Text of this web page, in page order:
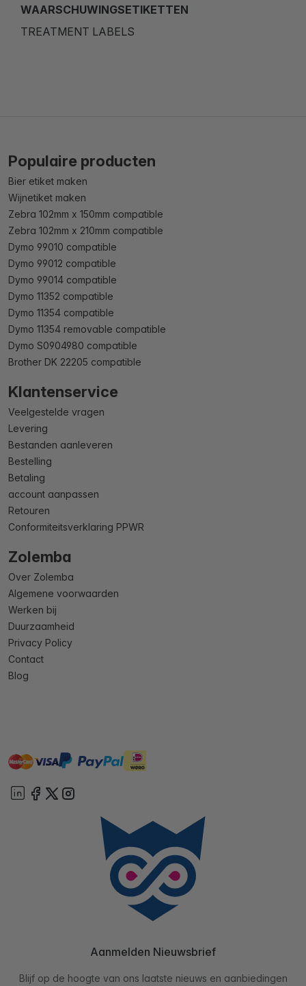
WAARSCHUWINGSETIKETTEN
TREATMENT LABELS
Populaire producten
Bier etiket maken
Wijnetiket maken
Zebra 102mm x 150mm compatible
Zebra 102mm x 210mm compatible
Dymo 99010 compatible
Dymo 99012 compatible
Dymo 99014 compatible
Dymo 11352 compatible
Dymo 11354 compatible
Dymo 11354 removable compatible
Dymo S0904980 compatible
Brother DK 22205 compatible
Klantenservice
Veelgestelde vragen
Levering
Bestanden aanleveren
Bestelling
Betaling
account aanpassen
Retouren
Conformiteitsverklaring PPWR
Zolemba
Over Zolemba
Algemene voorwaarden
Werken bij
Duurzaamheid
Privacy Policy
Contact
Blog
mastervisa paypal ideal
Aanmelden Nieuwsbrief
Blijf op de hoogte van ons laatste nieuws en aanbiedingen